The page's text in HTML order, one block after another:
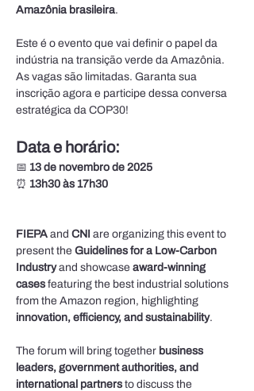
Amazônia brasileira.
Este é o evento que vai definir o papel da
indústria na transição verde da Amazônia.
As vagas são limitadas. Garanta sua
inscrição agora e participe dessa conversa
estratégica da COP30!
Data e horário:
📅 13 de novembro de 2025
⏰ 13h30 às 17h30
FIEPA and CNI are organizing this event to
present the Guidelines for a Low-Carbon
Industry and showcase award-winning
cases featuring the best industrial solutions
from the Amazon region, highlighting
innovation, efficiency, and sustainability.
The forum will bring together business
leaders, government authorities, and
international partners to discuss the